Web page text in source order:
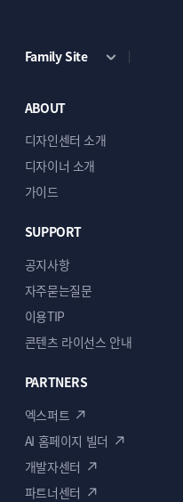
Family Site
ABOUT
디자인센터 소개
디자이너 소개
가이드
SUPPORT
공지사항
자주묻는질문
이용TIP
콘텐츠 라이선스 안내
PARTNERS
엑스퍼트
AI 홈페이지 빌더
개발자센터
파트너센터